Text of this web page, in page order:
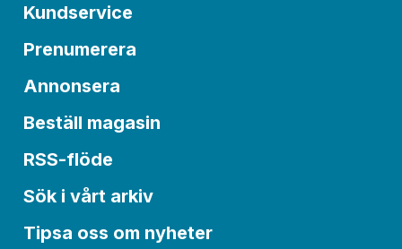
Kundservice
Prenumerera
Annonsera
Beställ magasin
RSS-flöde
Sök i vårt arkiv
Tipsa oss om nyheter